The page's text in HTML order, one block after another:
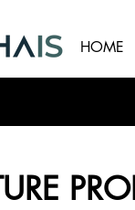
HOME